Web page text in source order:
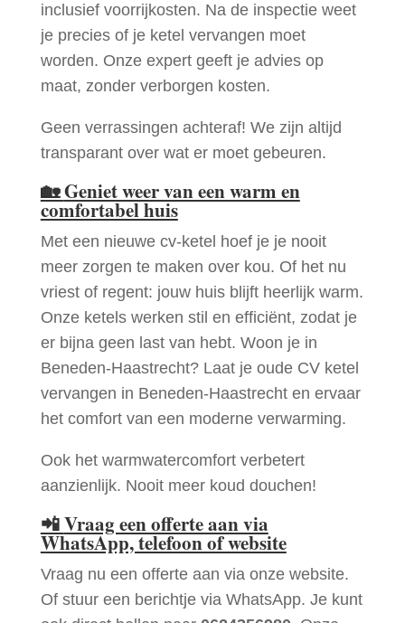
inclusief voorrijkosten. Na de inspectie weet
je precies of je ketel vervangen moet
worden. Onze expert geeft je advies op
maat, zonder verborgen kosten.
Geen verrassingen achteraf! We zijn altijd
transparant over wat er moet gebeuren.
🏡Geniet weer van een warm en
comfortabel huis
Met een nieuwe cv-ketel hoef je je nooit
meer zorgen te maken over kou. Of het nu
vriest of regent: jouw huis blijft heerlijk warm.
Onze ketels werken stil en efficiënt, zodat je
er bijna geen last van hebt. Woon je in
Beneden-Haastrecht? Laat je oude CV ketel
vervangen in Beneden-Haastrecht en ervaar
het comfort van een moderne verwarming.
Ook het warmwatercomfort verbetert
aanzienlijk. Nooit meer koud douchen!
📲Vraag een offerte aan via
WhatsApp, telefoon of website
Vraag nu een offerte aan via onze website.
Of stuur een berichtje via WhatsApp. Je kunt